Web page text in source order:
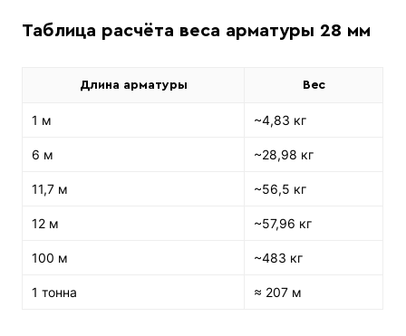
Таблица расчёта веса арматуры 28 мм
Длина арматуры Вес
1 м ~4,83 кг
6 м ~28,98 кг
11,7 м ~56,5 кг
12 м ~57,96 кг
100 м ~483 кг
1 тонна ≈ 207 м